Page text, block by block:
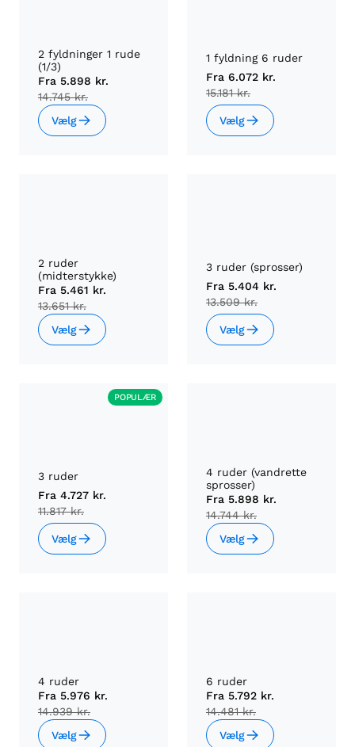
2 fyldninger 1 rude
(1/3)
Fra 5.898 kr.
14.745 kr.
Vælg
1 fyldning 6 ruder
Fra 6.072 kr.
15.181 kr.
Vælg
2 ruder
(midterstykke)
Fra 5.461 kr.
13.651 kr.
Vælg
3 ruder (sprosser)
Fra 5.404 kr.
13.509 kr.
Vælg
POPULÆR
3 ruder
Fra 4.727 kr.
11.817 kr.
Vælg
4 ruder (vandrette
sprosser)
Fra 5.898 kr.
14.744 kr.
Vælg
4 ruder
Fra 5.976 kr.
14.939 kr.
Vælg
6 ruder
Fra 5.792 kr.
14.481 kr.
Vælg